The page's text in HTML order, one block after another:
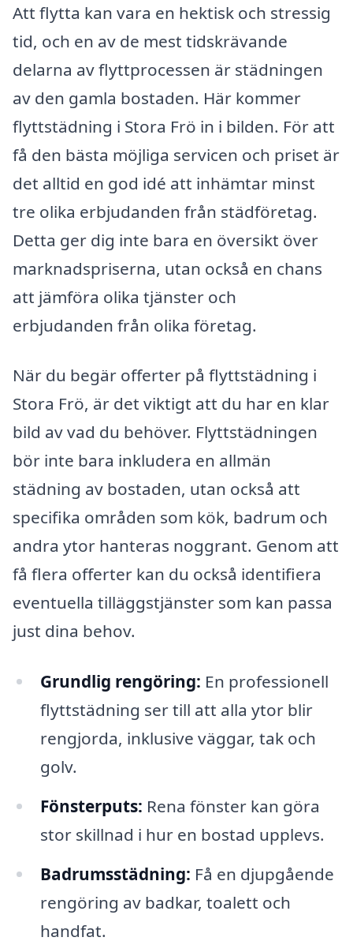
Att flytta kan vara en hektisk och stressig
tid, och en av de mest tidskrävande
delarna av flyttprocessen är städningen
av den gamla bostaden. Här kommer
flyttstädning i Stora Frö in i bilden. För att
få den bästa möjliga servicen och priset är
det alltid en god idé att inhämtar minst
tre olika erbjudanden från städföretag.
Detta ger dig inte bara en översikt över
marknadspriserna, utan också en chans
att jämföra olika tjänster och
erbjudanden från olika företag.
När du begär offerter på flyttstädning i
Stora Frö, är det viktigt att du har en klar
bild av vad du behöver. Flyttstädningen
bör inte bara inkludera en allmän
städning av bostaden, utan också att
specifika områden som kök, badrum och
andra ytor hanteras noggrant. Genom att
få flera offerter kan du också identifiera
eventuella tilläggstjänster som kan passa
just dina behov.
Grundlig rengöring: En professionell
flyttstädning ser till att alla ytor blir
rengjorda, inklusive väggar, tak och
golv.
Fönsterputs: Rena fönster kan göra
stor skillnad i hur en bostad upplevs.
Badrumsstädning: Få en djupgående
rengöring av badkar, toalett och
handfat.